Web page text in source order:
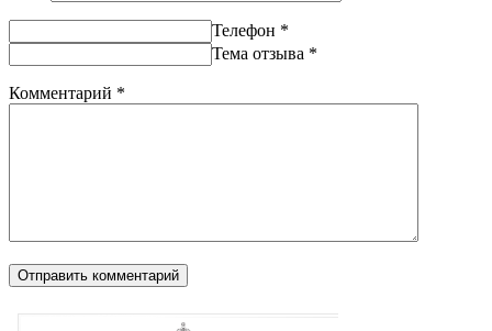
Телефон *
Тема отзыва *
Комментарий *